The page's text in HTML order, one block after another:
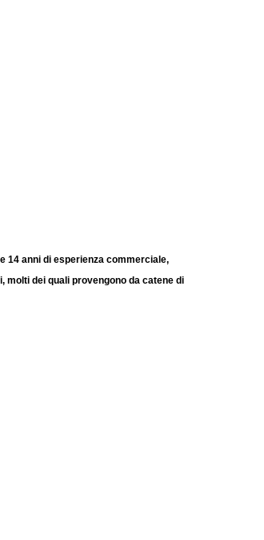
14 anni di esperienza commerciale,
molti dei quali provengono da catene di